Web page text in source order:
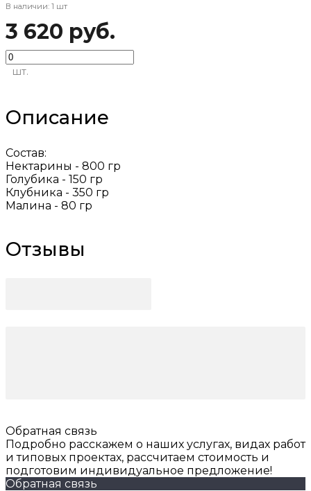
В наличии: 1 шт
3 620 руб.
шт.
Описание
Состав:
Нектарины - 800 гр
Голубика - 150 гр
Клубника - 350 гр
Малина - 80 гр
Отзывы
Обратная связь
Подробно расскажем о наших услугах, видах работ
и типовых проектах, рассчитаем стоимость и
подготовим индивидуальное предложение!
Обратная связь